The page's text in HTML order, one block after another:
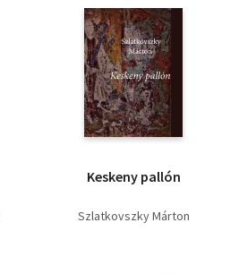
Keskeny pallón
Szlatkovszky Márton